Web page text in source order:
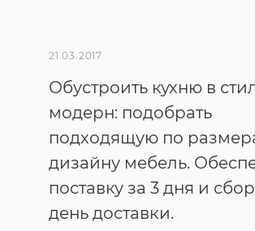
21.03.2017
Обустроить кухню в
модерн: подобрать
подходящую по
дизайну мебель.
поставку за 3 дня и
день доставки.